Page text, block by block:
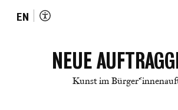
EN
NEUE
Kunst im